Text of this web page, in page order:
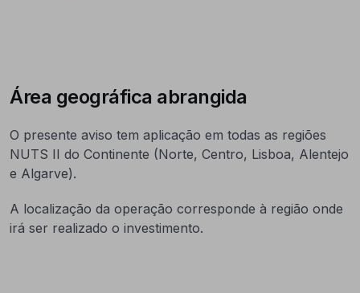
Área geográfica abrangida
O presente aviso tem aplicação em todas as regiões
NUTS II do Continente (Norte, Centro, Lisboa, Alentejo
e Algarve).
A localização da operação corresponde à região onde
irá ser realizado o investimento.